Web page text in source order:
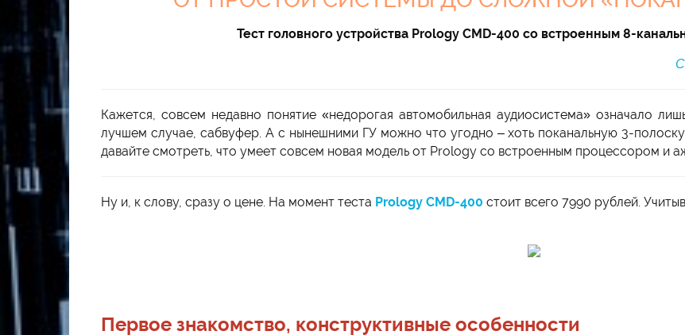
Тест головного устройства Prology CMD-400 со встроенным 8-
Кажется, совсем недавно понятие «недорогая автомобильная аудиосистема» означало
лучшем случае, сабвуфер. А с нынешними ГУ можно что угодно – хоть поканальную 3-
давайте смотреть, что умеет совсем новая модель от Prology со встроенным процессором и
Ну и, к слову, сразу о цене. На момент теста Prology CMD-400 стоит всего 7990 рублей.
Первое знакомство, конструктивные особенности